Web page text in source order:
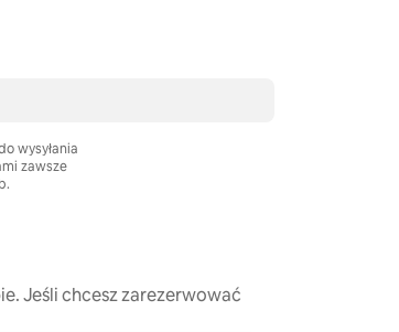
wysyłania
zawsze
Jeśli chcesz zarezerwować